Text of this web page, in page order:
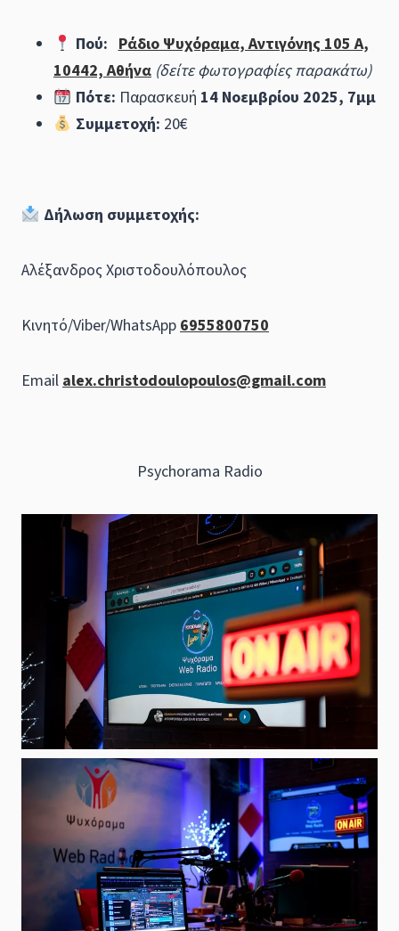
Πού:Ράδιο Ψυχόραμα, Αντιγόνης 105 A,
10442, Αθήνα (δείτε φωτογραφίες παρακάτω)
Πότε: Παρασκευή 14 Νοεμβρίου 2025, 7μμ
Συμμετοχή: 20€
Δήλωση συμμετοχής:
Αλέξανδρος Χριστοδουλόπουλος
Κινητό/Viber/WhatsApp6955800750
Emailalex.christodoulopoulos@gmail.com
Psychorama Radio